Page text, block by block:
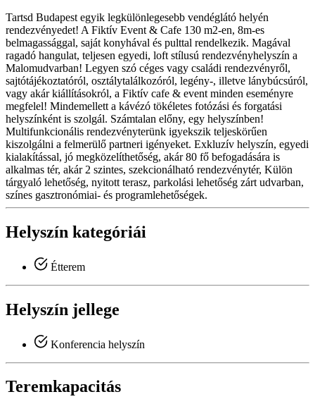
Tartsd Budapest egyik legkülönlegesebb vendéglátó helyén
rendezvényedet! A Fiktív Event & Cafe 130 m2-en, 8m-es
belmagassággal, saját konyhával és pulttal rendelkezik. Magával
ragadó hangulat, teljesen egyedi, loft stílusú rendezvényhelyszín a
Malomudvarban! Legyen szó céges vagy családi rendezvényről,
sajtótájékoztatóról, osztálytalálkozóról, legény-, illetve lánybúcsúról,
vagy akár kiállításokról, a Fiktív cafe & event minden eseményre
megfelel! Mindemellett a kávézó tökéletes fotózási és forgatási
helyszínként is szolgál. Számtalan előny, egy helyszínben!
Multifunkcionális rendezvényterünk igyekszik teljeskörűen
kiszolgálni a felmerülő partneri igényeket. Exkluzív helyszín, egyedi
kialakítással, jó megközelíthetőség, akár 80 fő befogadására is
alkalmas tér, akár 2 szintes, szekcionálható rendezvénytér, Külön
tárgyaló lehetőség, nyitott terasz, parkolási lehetőség zárt udvarban,
színes gasztronómiai- és programlehetőségek.
Helyszín kategóriái
Étterem
Helyszín jellege
Konferencia helyszín
Teremkapacitás